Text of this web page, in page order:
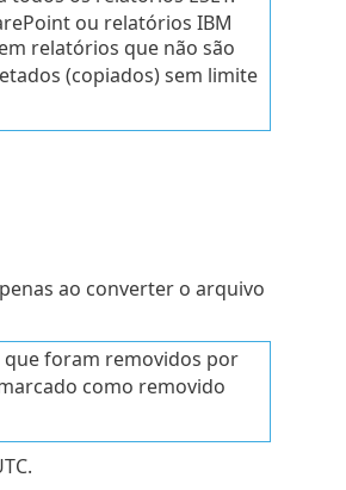
ou relatórios IBM
relatórios que não são
(copiados) sem limite
ao converter o arquivo
foram removidos por
como removido